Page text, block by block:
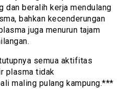
dan beralih kerja mendulang
bahkan kecenderungan
juga menurun tajam
semua aktifitas
plasma tidak
maling pulang kampung.***